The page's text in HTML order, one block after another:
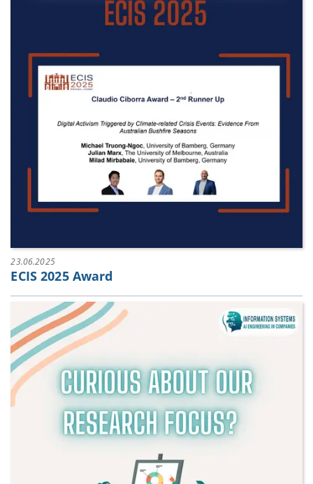
23.06.2025
ECIS 2025 Award